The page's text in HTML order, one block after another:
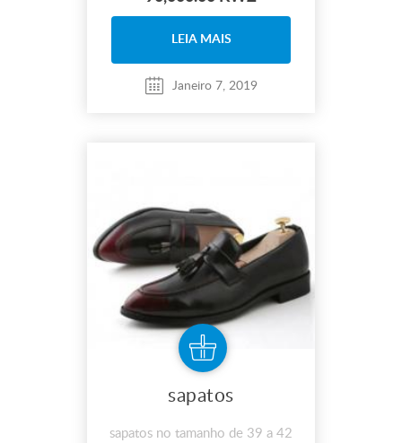
LEIA MAIS
Janeiro 7, 2019
sapatos
sapatos no tamanho de 39 a 42